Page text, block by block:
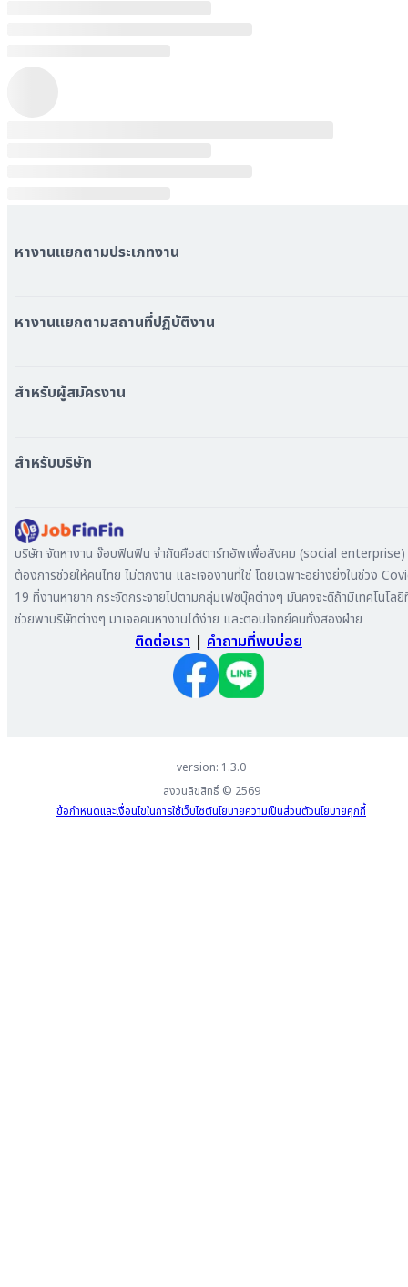
หางานแยกตามประเภทงาน
หมวดหมู่บริษัททั้งหมด
หางานแยกตามสถานที่ปฏิบัติงาน
หางาน กรุงเทพมหานคร
หางาน เชียงใหม่
หางาน สมุทรสาคร
หางาน ระยอง
หางาน สมุทรสาหางาน ภูเก็ต
หางาน พระนครศรีอยุธยา
สำหรับผู้สมัครงาน
เข้าสู่ระบบ
สำหรับบริษัท
ลงประกาศรับสมัครงาน
ค้นหาผู้สมัครงาน
ลงโฆษณา
บริษัท จัดหางาน จ๊อบฟินฟิน จำกัดคือสตาร์ทอัพเพื่อสังคม (social
ต้องการช่วยให้คนไทย ไม่ตกงาน และเจองานที่ใช่ โดยเฉพาะอย่างยิ่งในช่วง
19 ที่งานหายาก กระจัดกระจายไปตามกลุ่มเฟซบุ๊คต่างๆ มันคงจะดีถ้ามีเทคโนโล
ช่วยพาบริษัทต่างๆ มาเจอคนหางานได้ง่าย และตอบโจทย์คนทั้งสองฝ่าย
ติดต่อเรา | คำถามที่พบบ่อย
version: 1.3.0
สงวนลิขสิทธิ์ © 2569
ข้อกำหนดและเงื่อนไขในการใช้เว็บไซต์นโยบายความเป็นส่วนตัวนโยบายคุกกี้